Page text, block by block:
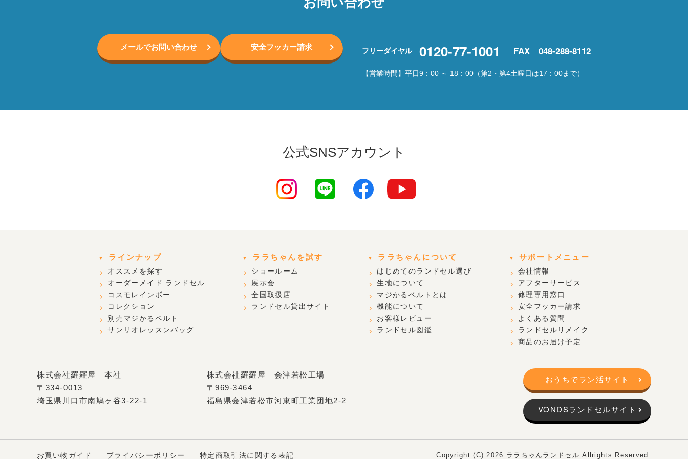
メールでお問い合わせ 安全フッカー請求 フリーダイヤル 0120-77-1001 FAX 048-288-8112
【営業時間】平日9：00 ～ 18：00 （第2・第4土曜日は17：00まで）
公式SNSアカウント
ラインナップ
オススメを探す
オーダーメイド ランドセル
コスモレインボー
コレクション
別売マジかるベルト
サンリオレッスンバッグ
ララちゃんを試す
ショールーム
展示会
全国取扱店
ランドセル貸出サイト
ララちゃんについて
はじめてのランドセル選び
生地について
マジかるベルトとは
機能について
お客様レビュー
ランドセル図鑑
サポートメニュー
会社情報
アフターサービス
修理専用窓口
安全フッカー請求
よくある質問
ランドセルリメイク
商品のお届け予定
株式会社羅羅屋 本社
〒334-0013
埼玉県川口市南鳩ヶ谷3-22-1
株式会社羅羅屋 会津若松工場
〒969-3464
福島県会津若松市河東町工業団地2-2
おうちでラン活サイト
VONDSランドセルサイト
お買い物ガイド プライバシーポリシー 特定商取引法に 関する表記 Copyright (C) 2026 ララちゃんランドセル Allrights Reserved.